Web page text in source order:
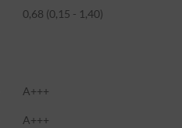
0,68 (0,15 - 1,40)
A+++
A+++